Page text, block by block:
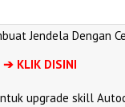
Jendela Dengan
➔ KLIK DISINI
upgrade skill